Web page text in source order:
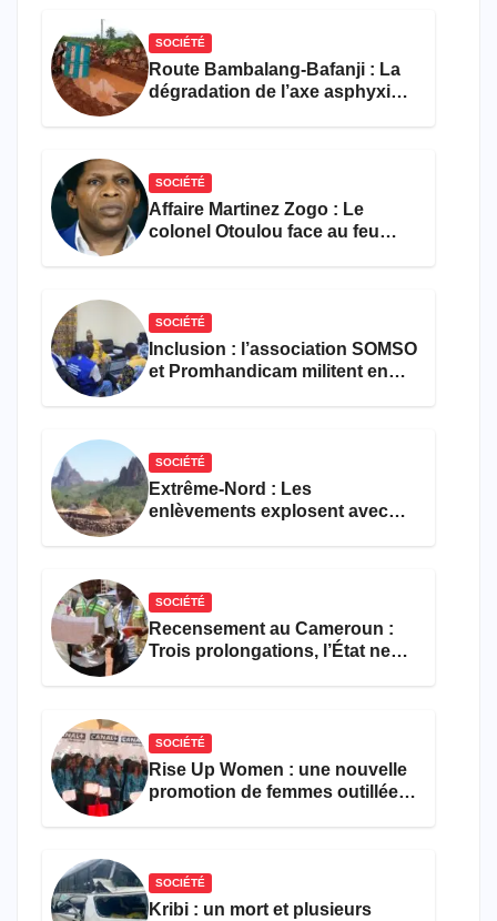
SOCIÉTÉ
Route Bambalang-Bafanji : La
dégradation de l’axe asphyxie
SOCIÉTÉ
Affaire Martinez Zogo : Le
colonel Otoulou face au feu
SOCIÉTÉ
Inclusion : l’association SOMSO
et Promhandicam militent en
SOCIÉTÉ
Extrême-Nord : Les
enlèvements explosent avec
SOCIÉTÉ
Recensement au Cameroun :
Trois prolongations, l’État ne
SOCIÉTÉ
Rise Up Women : une nouvelle
promotion de femmes outillées
SOCIÉTÉ
Kribi : un mort et plusieurs